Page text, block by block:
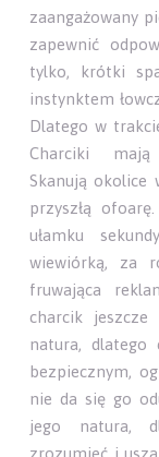
zaangażowany
zapewnić
tylko, krótki
instynktem
Dlatego w
Charciki
Skanują okolice
przyszłą
ułamku
wiewiórką, za
fruwająca
charcik
natura, dlatego
bezpiecznym,
nie da się go
jego natura,
zrozumieć i